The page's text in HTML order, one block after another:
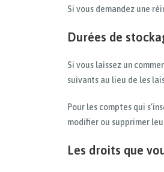
Si vous demandez une
Durées de
Si vous laissez un
suivants au lieu de les
Pour les comptes qui
modifier ou supprimer
Les droits que